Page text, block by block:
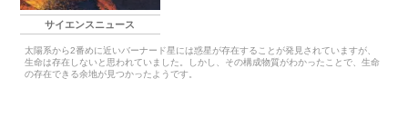
サイエンスニュース
太陽系から2番めに近いバーナード星には惑星が存在することが発見されていますが、
生命は存在しないと思われていました。しかし、その構成物質がわかったことで、生命
の存在できる余地が見つかったようです。